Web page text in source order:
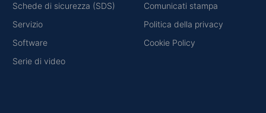
Schede di sicurezza (SDS)
Servizio
Software
Serie di video
Comunicati stampa
Politica della privacy
Cookie Policy